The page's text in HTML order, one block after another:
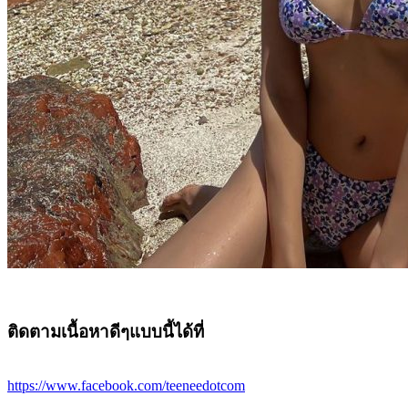
ติดตามเนื้อหาดีๆแบบนี้ได้ที่
https://www.facebook.com/teeneedotcom